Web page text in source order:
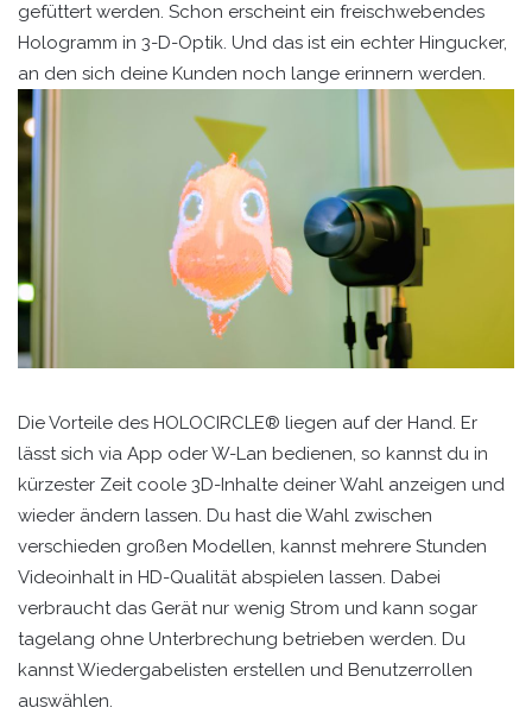
gefüttert werden. Schon erscheint ein freischwebendes
Hologramm in 3-D-Optik. Und das ist ein echter Hingucker,
an den sich deine Kunden noch lange erinnern werden.
Die Vorteile des HOLOCIRCLE® liegen auf der Hand. Er
lässt sich via App oder W-Lan bedienen, so kannst du in
kürzester Zeit coole 3D-Inhalte deiner Wahl anzeigen und
wieder ändern lassen. Du hast die Wahl zwischen
verschieden großen Modellen, kannst mehrere Stunden
Videoinhalt in HD-Qualität abspielen lassen. Dabei
verbraucht das Gerät nur wenig Strom und kann sogar
tagelang ohne Unterbrechung betrieben werden. Du
kannst Wiedergabelisten erstellen und Benutzerrollen
auswählen.